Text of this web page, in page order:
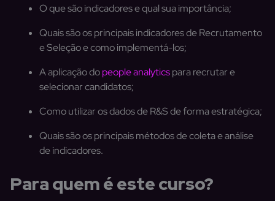
O que são indicadores e qual sua importância;
Quais são os principais indicadores de Recrutamento
e Seleção e como implementá-los;
A aplicação dopeople analyticspara recrutar e
selecionar candidatos;
Como utilizar os dados de R&S de forma estratégica;
Quais são os principais métodos de coleta e análise
de indicadores.
Para quem é este curso?